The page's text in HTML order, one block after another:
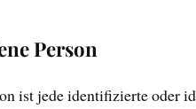
Person
ist jede identifizierte oder